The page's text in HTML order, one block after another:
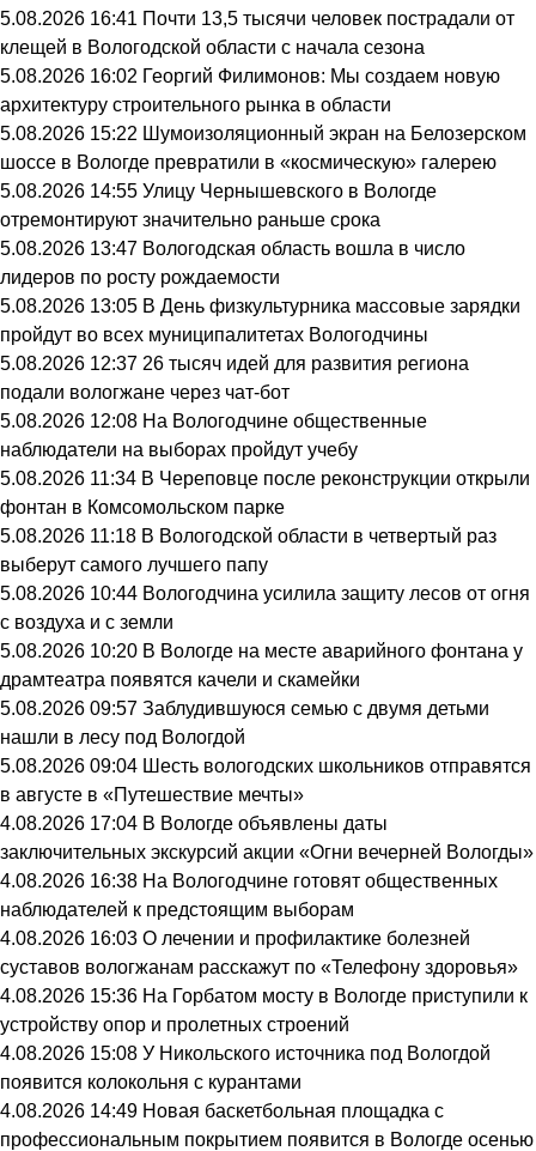
5.08.2026 16:41 Почти 13,5 тысячи человек пострадали от
клещей в Вологодской области с начала сезона
5.08.2026 16:02 Георгий Филимонов: Мы создаем новую
архитектуру строительного рынка в области
5.08.2026 15:22 Шумоизоляционный экран на Белозерском
шоссе в Вологде превратили в «космическую» галерею
5.08.2026 14:55 Улицу Чернышевского в Вологде
отремонтируют значительно раньше срока
5.08.2026 13:47 Вологодская область вошла в число
лидеров по росту рождаемости
5.08.2026 13:05 В День физкультурника массовые зарядки
пройдут во всех муниципалитетах Вологодчины
5.08.2026 12:37 26 тысяч идей для развития региона
подали вологжане через чат-бот
5.08.2026 12:08 На Вологодчине общественные
наблюдатели на выборах пройдут учебу
5.08.2026 11:34 В Череповце после реконструкции открыли
фонтан в Комсомольском парке
5.08.2026 11:18 В Вологодской области в четвертый раз
выберут самого лучшего папу
5.08.2026 10:44 Вологодчина усилила защиту лесов от огня
с воздуха и с земли
5.08.2026 10:20 В Вологде на месте аварийного фонтана у
драмтеатра появятся качели и скамейки
5.08.2026 09:57 Заблудившуюся семью с двумя детьми
нашли в лесу под Вологдой
5.08.2026 09:04 Шесть вологодских школьников отправятся
в августе в «Путешествие мечты»
4.08.2026 17:04 В Вологде объявлены даты
заключительных экскурсий акции «Огни вечерней Вологды»
4.08.2026 16:38 На Вологодчине готовят общественных
наблюдателей к предстоящим выборам
4.08.2026 16:03 О лечении и профилактике болезней
суставов вологжанам расскажут по «Телефону здоровья»
4.08.2026 15:36 На Горбатом мосту в Вологде приступили к
устройству опор и пролетных строений
4.08.2026 15:08 У Никольского источника под Вологдой
появится колокольня с курантами
4.08.2026 14:49 Новая баскетбольная площадка с
профессиональным покрытием появится в Вологде осенью